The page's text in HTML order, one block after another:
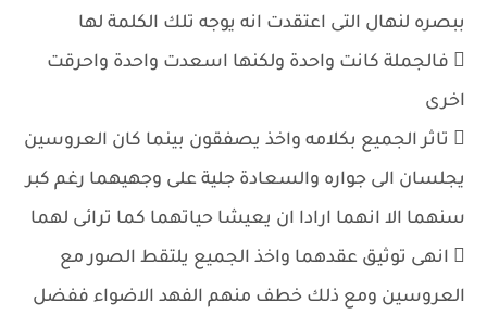
ببصره لنهال التى اعتقدت انه يوجه تلك الكلمة لها
 فالجملة كانت واحدة ولكنها اسعدت واحدة واحرقت
اخرى
 تاثر الجميع بكلامه واخذ يصفقون بينما كان العروسين
يجلسان الى جواره والسعادة جلية على وجهيهما رغم كبر
سنهما الا انهما ارادا ان يعيشا حياتهما كما ترائى لهما
 انهى توثيق عقدهما واخذ الجميع يلتقط الصور مع
العروسين ومع ذلك خطف منهم الفهد الاضواء ففضل